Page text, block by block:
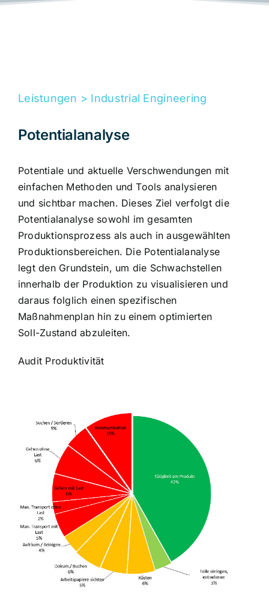
Leistungen > Industrial Engineering
Potentialanalyse
Potentiale und aktuelle Verschwendungen mit
einfachen Methoden und Tools analysieren
und sichtbar machen. Dieses Ziel verfolgt die
Potentialanalyse sowohl im gesamten
Produktionsprozess als auch in ausgewählten
Produktionsbereichen. Die Potentialanalyse
legt den Grundstein, um die Schwachstellen
innerhalb der Produktion zu visualisieren und
daraus folglich einen spezifischen
Maßnahmenplan hin zu einem optimierten
Soll-Zustand abzuleiten.
Audit Produktivität